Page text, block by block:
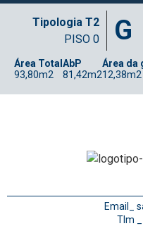
Tipologia T2
PISO 0
G
Área Total
93,80m2
AbP
81,42m2
Área da
12,38m2
Email_
Tlm